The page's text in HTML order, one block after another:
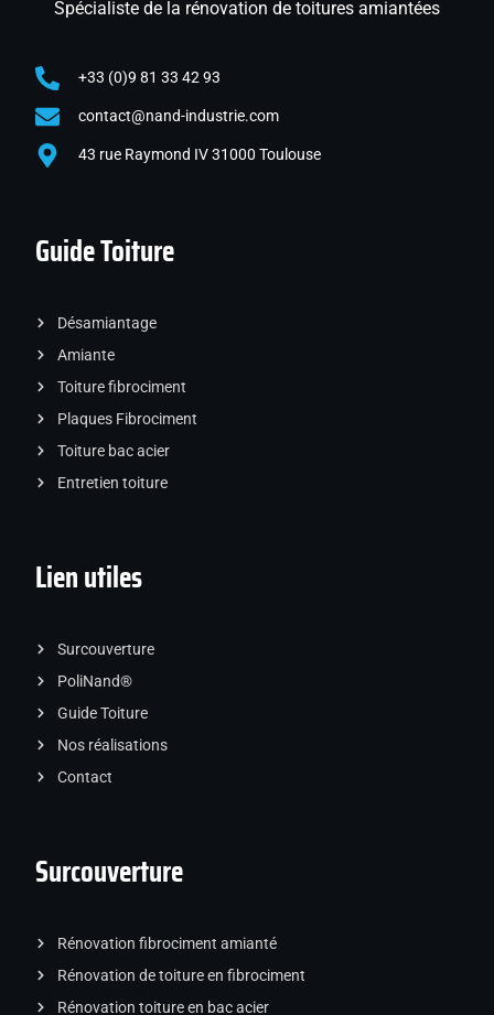
Spécialiste de la rénovation de toitures amiantées
+33 (0)9 81 33 42 93
contact@nand-industrie.com
43 rue Raymond IV 31000 Toulouse
Guide Toiture
Désamiantage
Amiante
Toiture fibrociment
Plaques Fibrociment
Toiture bac acier
Entretien toiture
Lien utiles
Surcouverture
PoliNand®
Guide Toiture
Nos réalisations
Contact
Surcouverture
Rénovation fibrociment amianté
Rénovation de toiture en fibrociment
Rénovation toiture en bac acier